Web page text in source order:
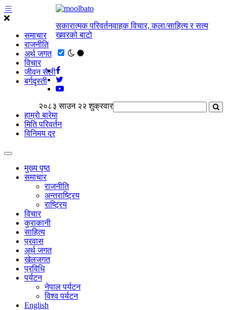
समाचार
राजनीति
अर्थ जगत
विचार
जीवन सैली
बर्गदृस्ती
सकारात्मक परिवर्तनवाहक विचार, कला/साहित्य र सत्य
खवरको बाटाे
२०८३ साउन २२ शुक्रवार
हाम्राे बारेमा
मिति परिवर्तन
विनिमय दर
मुख्य पृष्ठ
समाचार
राजनीति
अन्तराष्ट्रिय
राष्ट्रिय
विचार
कुराकानी
साहित्य
प्रवास
अर्थ जगत
खेलजगत
प्रविधि
पर्यटन
नेपाल पर्यटन
विश्व पर्यटन
English